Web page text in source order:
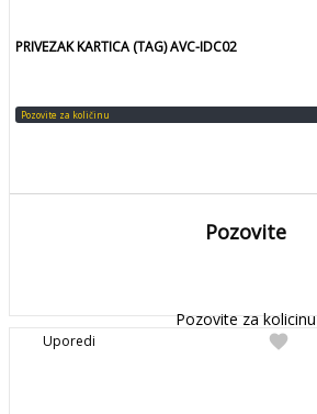
PRIVEZAK KARTICA (TAG) AVC-IDC02
Pozovite za količinu
Pozovite
Pozovite za kolicinu
favorite
Uporedi